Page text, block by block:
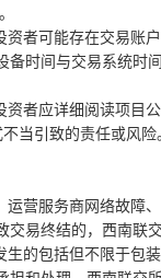
资者可能存在交易账
备时间与交易系统时
资者应详细阅读项目
当引致的责任或风
营服务商网络故障、
交易终结的，西南联
的包括但不限于包